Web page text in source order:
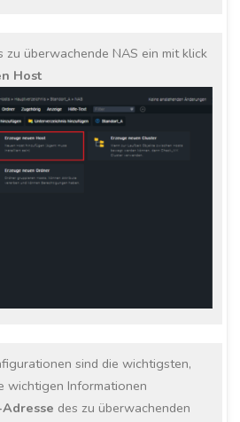
überwachende NAS ein mit klick
Host
sind die wichtigsten,
wichtigen Informationen
Adresse des zu überwachenden